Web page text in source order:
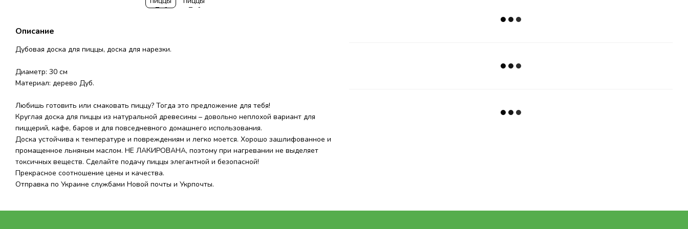
Описание
Дубовая доска для пиццы, доска для нарезки.
Диаметр: 30 см
Материал: дерево Дуб.
Любишь готовить или смаковать пиццу? Тогда это предложение для тебя!
Круглая доска для пиццы из натуральной древесины – довольно неплохой вариант для
пиццерий, кафе, баров и для повседневного домашнего использования.
Доска устойчива к температуре и повреждениям и легко моется. Хорошо зашлифованное и
промащенное льняным маслом. НЕ ЛАКИРОВАНА, поэтому при нагревании не выделяет
токсичных веществ. Сделайте подачу пиццы элегантной и безопасной!
Прекрасное соотношение цены и качества.
Отправка по Украине службами Новой почты и Укрпочты.